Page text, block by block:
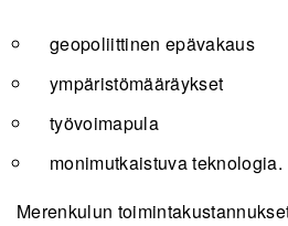
geopoliittinen epävakaus
ympäristömääräykset
työvoimapula
monimutkaistuva teknologia.
Merenkulun